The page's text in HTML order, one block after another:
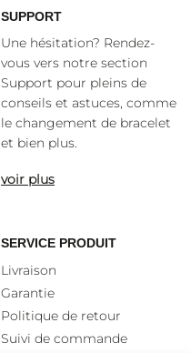
SUPPORT
Une hésitation? Rendez-
vous vers notre section
Support pour pleins de
conseils et astuces, comme
le changement de bracelet
et bien plus.
voir plus
SERVICE PRODUIT
Livraison
Garantie
Politique de retour
Suivi de commande